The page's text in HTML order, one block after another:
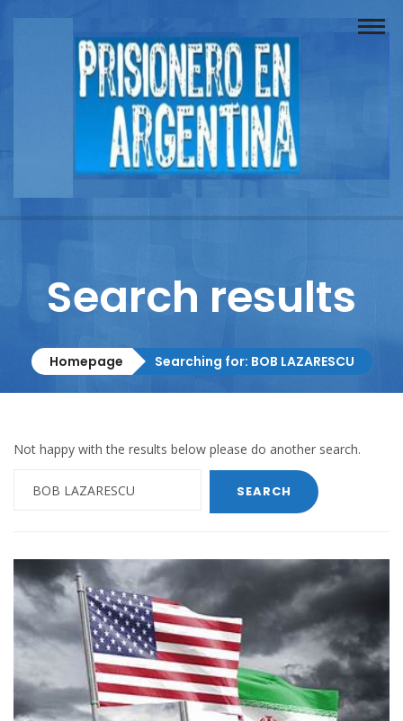
Buscador
Documentos
Reportajes
Columnistas
Contacto
Search results
Homepage Searching for: BOB LAZARESCU
Not happy with the results below please do another search.